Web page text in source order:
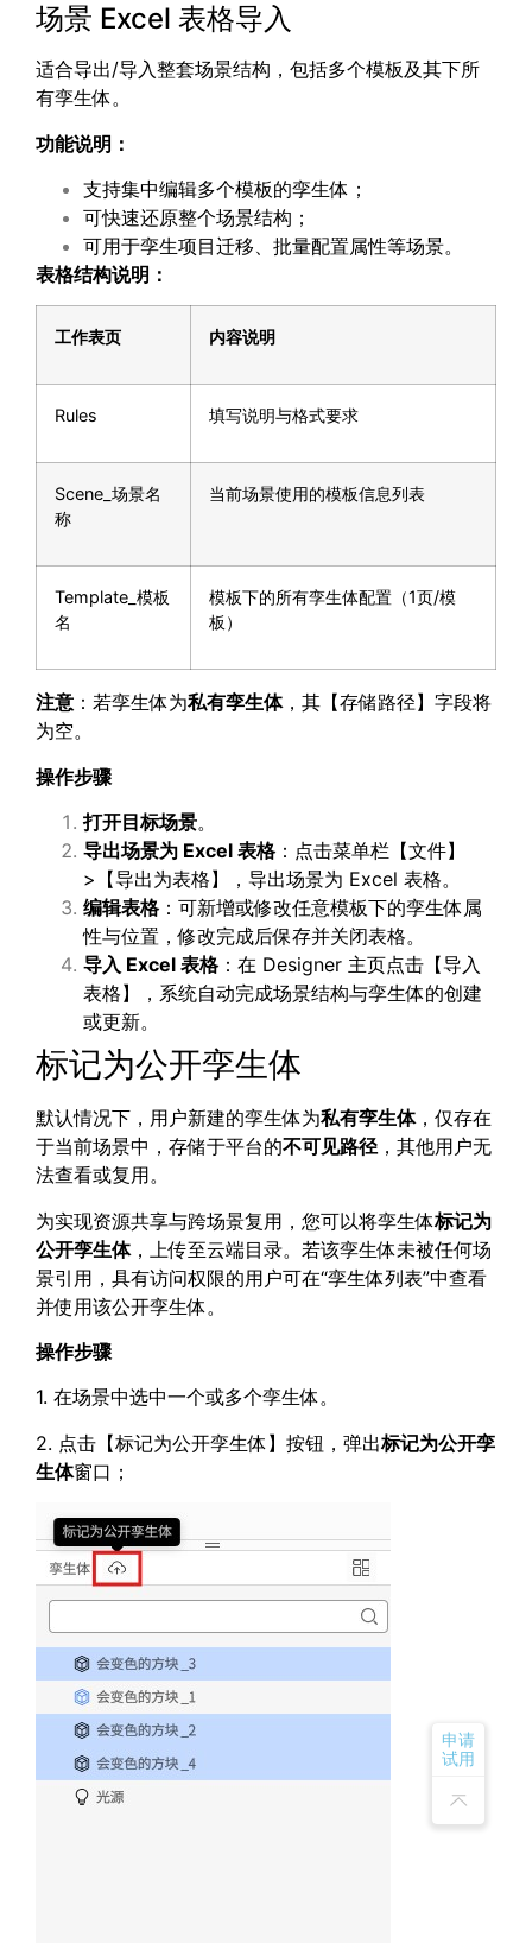
申请
试用
场景 Excel 表格导入
适合导出/导入整套场景结构，包括多个模板及其下所
有孪生体。
功能说明：
支持集中编辑多个模板的孪生体；
可快速还原整个场景结构；
可用于孪生项目迁移、批量配置属性等场景。
表格结构说明：
工作表页 内容说明
Rules 填写说明与格式要求
Scene_场景名
称
当前场景使用的模板信息列表
Template_模板
名
模板下的所有孪生体配置（1页/模
板）
注意 ：若孪生体为私有孪生体，其【存储路径】字段将
为空。
操作步骤
打开目标场景。
导出场景为 Excel 表格：点击菜单栏【文件】
>【导出为表格】，导出场景为 Excel 表格。
编辑表格：可新增或修改任意模板下的孪生体属
性与位置，修改完成后保存并关闭表格。
导入 Excel 表格：在 Designer 主页点击【导入
表格】，系统自动完成场景结构与孪生体的创建
或更新。
标记为公开孪生体
默认情况下，用户新建的孪生体为私有孪生体，仅存在
于当前场景中，存储于平台的不可见路径，其他用户无
法查看或复用。
为实现资源共享与跨场景复用，您可以将孪生体标记为
公开孪生体，上传至云端目录。若该孪生体未被任何场
景引用，具有访问权限的用户可在“孪生体列表”中查看
并使用该公开孪生体。
操作步骤
1. 在场景中选中一个或多个孪生体。
2. 点击【标记为公开孪生体】按钮，弹出标记为公开孪
生体窗口；